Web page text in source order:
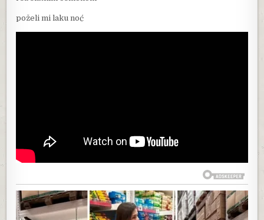
poželi mi laku noć